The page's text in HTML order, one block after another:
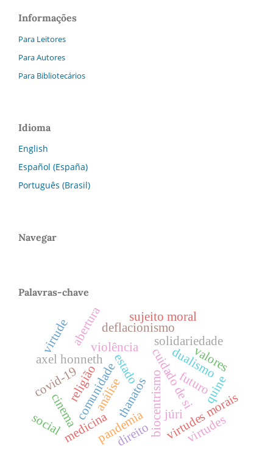
Informações
Para Leitores
Para Autores
Para Bibliotecários
Idioma
English
Español (España)
Português (Brasil)
Navegar
Palavras-chave
cuidado de si
violência
axel honneth
solidariedade
estado
comunidade biocentrismovirtudes morais
religião
medicina
dualismo
thanatos futuro
pandemia
covid-19
valores
abertura
análise
social
quine
deflacionismo
direito
virtude
virtudes
júri
sujeito moral
cinema